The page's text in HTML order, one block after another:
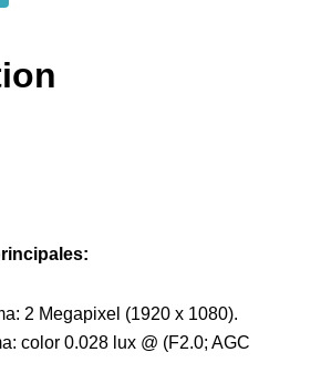
2 Megapixel (1920 x 1080).
color 0.028 lux @ (F2.0; AGC